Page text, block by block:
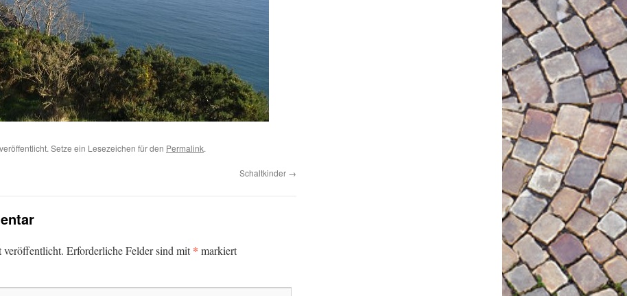
veröffentlicht. Setze ein Lesezeichen für den Permalink.
Schaltkinder →
Erforderliche Felder sind mit* markiert